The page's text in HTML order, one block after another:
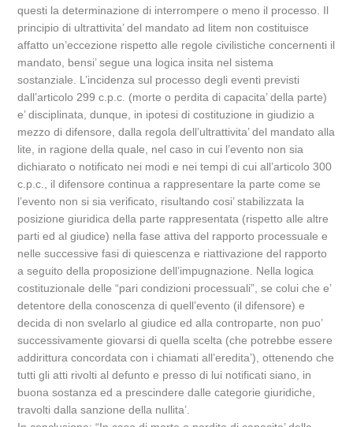
questi la determinazione di interrompere o meno il processo. Il
principio di ultrattivita’ del mandato ad litem non costituisce
affatto un’eccezione rispetto alle regole civilistiche concernenti il
mandato, bensi’ segue una logica insita nel sistema
sostanziale. L’incidenza sul processo degli eventi previsti
dall’articolo 299 c.p.c. (morte o perdita di capacita’ della parte)
e’ disciplinata, dunque, in ipotesi di costituzione in giudizio a
mezzo di difensore, dalla regola dell’ultrattivita’ del mandato alla
lite, in ragione della quale, nel caso in cui l’evento non sia
dichiarato o notificato nei modi e nei tempi di cui all’articolo 300
c.p.c., il difensore continua a rappresentare la parte come se
l’evento non si sia verificato, risultando cosi’ stabilizzata la
posizione giuridica della parte rappresentata (rispetto alle altre
parti ed al giudice) nella fase attiva del rapporto processuale e
nelle successive fasi di quiescenza e riattivazione del rapporto
a seguito della proposizione dell’impugnazione. Nella logica
costituzionale delle “pari condizioni processuali”, se colui che e’
detentore della conoscenza di quell’evento (il difensore) e
decida di non svelarlo al giudice ed alla controparte, non puo’
successivamente giovarsi di quella scelta (che potrebbe essere
addirittura concordata con i chiamati all’eredita’), ottenendo che
tutti gli atti rivolti al defunto e presso di lui notificati siano, in
buona sostanza ed a prescindere dalle categorie giuridiche,
travolti dalla sanzione della nullita’.